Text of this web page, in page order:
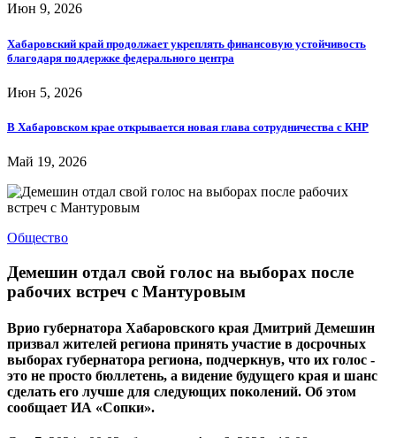
Июн 9, 2026
Хабаровский край продолжает укреплять финансовую устойчивость
благодаря поддержке федерального центра
Июн 5, 2026
В Хабаровском крае открывается новая глава сотрудничества с КНР
Май 19, 2026
Общество
Демешин отдал свой голос на выборах после
рабочих встреч с Мантуровым
Врио губернатора Хабаровского края Дмитрий Демешин
призвал жителей региона принять участие в досрочных
выборах губернатора региона, подчеркнув, что их голос -
это не просто бюллетень, а видение будущего края и шанс
сделать его лучше для следующих поколений. Об этом
сообщает ИА «Сопки».